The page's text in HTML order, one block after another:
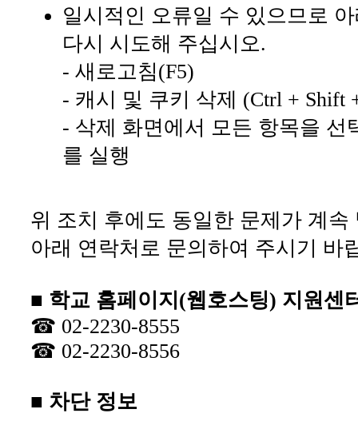
일시적인 오류일 수 있으므로
다시 시도해 주십시오.
- 새로고침(F5)
- 캐시 및 쿠키 삭제 (Ctrl + Shift
- 삭제 화면에서 모든 항목을 선
를 실행
위 조치 후에도 동일한 문제가 계속
아래 연락처로 문의하여 주시기 바
■ 학교 홈페이지(웹호스팅) 지원센
☎ 02-2230-8555
☎ 02-2230-8556
■ 차단 정보